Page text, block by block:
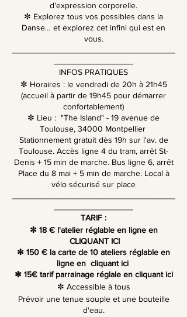
d'expression corporelle.
✼ Explorez tous vos possibles dans la
Danse… et explorez cet infini qui est en
vous.
INFOS PRATIQUES
✼ Horaires : le vendredi de 20h à 21h45
(accueil à partir de 19h45 pour démarrer
confortablement)
✼ Lieu : "The Island" - 19 avenue de
Toulouse, 34000 Montpellier
Stationnement gratuit dès 19h sur l'av. de
Toulouse. Accès ligne 4 du tram, arrêt St-
Denis + 15 min de marche. Bus ligne 6, arrêt
Place du 8 mai + 5 min de marche. Local à
vélo sécurisé sur place
TARIF :
✼ 18 € l'atelier réglable en ligne en
CLIQUANT ICI
✼ 150 € la carte de 10 ateliers réglable en
ligne en cliquant ici
✼ 15€ tarif parrainage réglale en cliquant ici
✼ Accessible à tous
Prévoir une tenue souple et une bouteille
d'eau.